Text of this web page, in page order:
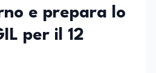
e prepara lo
per il 12